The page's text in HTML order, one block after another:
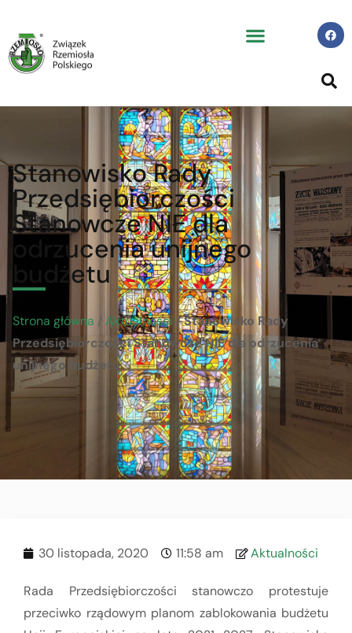
Stanowisko Rady
Przedsiębiorczości
Stanowcze NIE dla
odrzucenia unijnego
budżetu
Strona główna / Aktualności /Stanowisko Rady
Przedsiębiorczości Stanowcze NIE dla odrzucenia
unijnego budżetu
30 listopada, 2020 11:58 am Aktualności
Rada Przedsiębiorczości stanowczo protestuje
przeciwko rządowym planom zablokowania budżetu